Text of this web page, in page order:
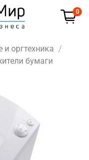
0
оргтехника
бумаги